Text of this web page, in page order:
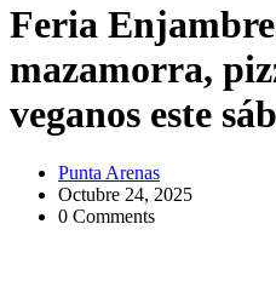
Feria
mazamorra,
veganos este
Punta Arenas
Octubre 24, 2025
0 Comments